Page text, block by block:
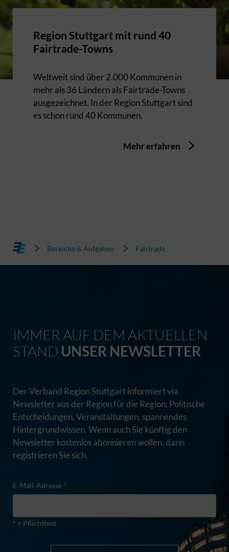
Region Stuttgart mit rund 40
Fairtrade-Towns
Weltweit sind über 2.000 Kommunen in
mehr als 36 Ländern als Fairtrade-Towns
ausgezeichnet. In der Region Stuttgart sind
es schon rund 40 Kommunen.
Mehr erfahren
Bereiche & Aufgaben Fairtrade
IMMER AUF DEM AKTUELLEN
STAND UNSER NEWSLETTER
Der Verband Region Stuttgart informiert via
Newsletter aus der Region für die Region: Politische
Entscheidungen, Veranstaltungen, spannendes
Hintergrundwissen. Wenn auch Sie künftig den
Newsletter kostenlos abonnieren wollen, dann
registrieren Sie sich.
E-Mail-Adresse *
* = Pflichtfeld